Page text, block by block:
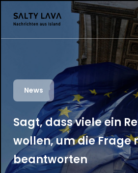
News
Sagt, dass viele ein
wollen, um die Frage
beantworten